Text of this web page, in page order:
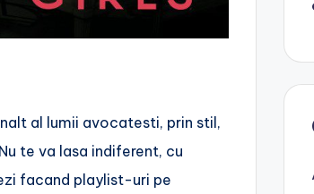
al lumii avocatesti, prin stil,
te va lasa indiferent, cu
facand playlist-uri pe